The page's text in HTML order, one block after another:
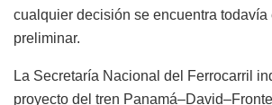
cualquier decisión se encuentra todavía
preliminar.
La Secretaría Nacional del Ferrocarril
proyecto del tren